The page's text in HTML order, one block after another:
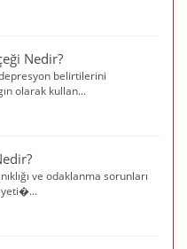
Nedir?
belirtilerini
olarak kullan...
ve odaklanma sorunları
yeti�...